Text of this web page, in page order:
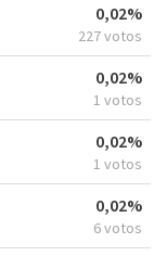
0,02%
227 votos
0,02%
1 votos
0,02%
1 votos
0,02%
6 votos